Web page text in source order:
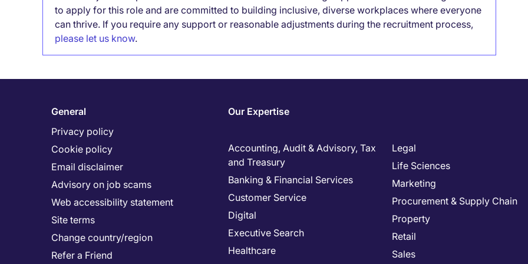
to apply for this role and are committed to building inclusive, diverse workplaces where everyone
can thrive. If you require any support or reasonable adjustments during the recruitment process,
please let us know.
General
Privacy policy
Cookie policy
Email disclaimer
Advisory on job scams
Web accessibility statement
Site terms
Change country/region
Refer a Friend
Our Expertise
Accounting, Audit & Advisory, Tax
and Treasury
Banking & Financial Services
Customer Service
Digital
Executive Search
Healthcare
Legal
Life Sciences
Marketing
Procurement & Supply Chain
Property
Retail
Sales